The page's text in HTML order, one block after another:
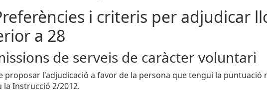
i criteris per adjudicar
a 28
de serveis de caràcter voluntari
proposar l'adjudicació a favor de la persona que tengui la
la Instrucció 2/2012.